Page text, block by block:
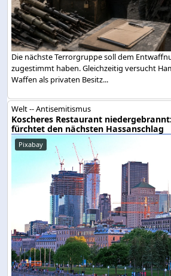
Die nächste Terrorgruppe soll dem
zugestimmt haben. Gleichzeitig versucht
Waffen als privaten Besitz...
Welt -- Antisemitismus
Koscheres Restaurant
fürchtet den nächsten Hassanschlag
Pixabay